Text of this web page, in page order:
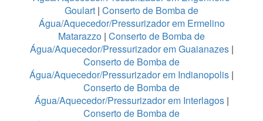
Goulart | Conserto de Bomba de
Água/Aquecedor/Pressurizador em Ermelino
Matarazzo | Conserto de Bomba de
Água/Aquecedor/Pressurizador em Guaianazes|
Conserto de Bomba de
Água/Aquecedor/Pressurizador em Indianopolis |
Conserto de Bomba de
Água/Aquecedor/Pressurizador em Interlagos|
Conserto de Bomba de